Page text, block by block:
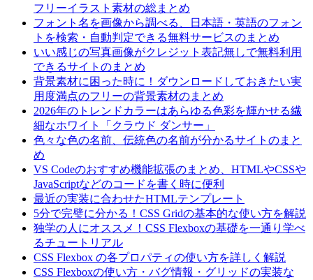
フリーイラスト素材の総まとめ
フォント名を画像から調べる、日本語・英語のフォン
トを検索・自動判定できる無料サービスのまとめ
いい感じの写真画像がクレジット表記無しで無料利用
できるサイトのまとめ
背景素材に困った時に！ダウンロードしておきたい実
用度満点のフリーの背景素材のまとめ
2026年のトレンドカラーはあらゆる色彩を輝かせる繊
細なホワイト「クラウド ダンサー」
色々な色の名前、伝統色の名前が分かるサイトのまと
め
VS Codeのおすすめ機能拡張のまとめ、HTMLやCSSや
JavaScriptなどのコードを書く時に便利
最近の実装に合わせたHTMLテンプレート
5分で完璧に分かる！CSS Gridの基本的な使い方を解説
独学の人にオススメ！CSS Flexboxの基礎を一通り学べ
るチュートリアル
CSS Flexbox の各プロパティの使い方を詳しく解説
CSS Flexboxの使い方・バグ情報・グリッドの実装な